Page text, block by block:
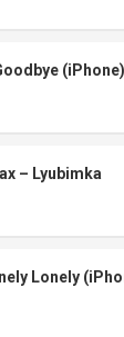
(iPhone)
– Lyubimka
Lonely